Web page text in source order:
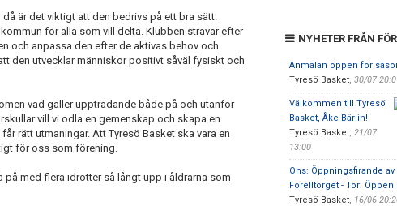
är det viktigt att den bedrivs på ett bra sätt.
för alla som vill delta. Klubben strävar efter
och anpassa den efter de aktivas behov och
den utvecklar människor positivt såväl fysiskt och
vad gäller uppträdande både på och utanför
vill vi odla en gemenskap och skapa en
rätt utmaningar. Att Tyresö Basket ska vara en
för oss som förening.
på med flera idrotter så långt upp i åldrarna som
NYHETER FRÅN
Anmälan öppen för
Tyresö Basket, 30/07
Välkommen till Tyresö
Basket, Åke Bärlin!
Tyresö Basket, 21/07
13:00
Ons: Öppningsfirande av
Forelltorget - Tor: Öppen
Tyresö Basket, 16/06